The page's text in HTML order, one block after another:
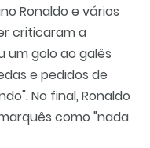
Ronaldo e vários
criticaram a
um golo ao galês
e pedidos de
No final, Ronaldo
como "nada